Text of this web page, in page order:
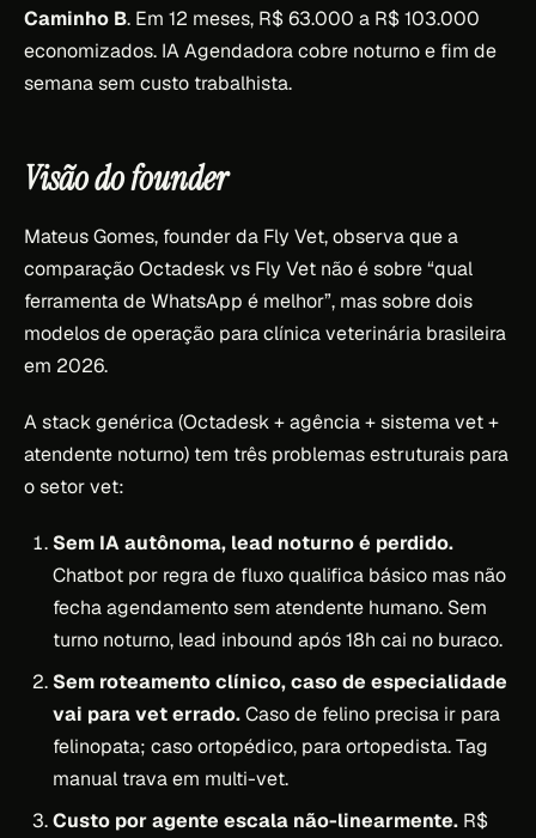
Caminho B. Em 12 meses, R$ 63.000 a R$ 103.000
economizados. IA Agendadora cobre noturno e fim de
semana sem custo trabalhista.
Visão do founder
Mateus Gomes, founder da Fly Vet, observa que a
comparação Octadesk vs Fly Vet não é sobre “qual
ferramenta de WhatsApp é melhor”, mas sobre dois
modelos de operação para clínica veterinária brasileira
em 2026.
A stack genérica (Octadesk + agência + sistema vet +
atendente noturno) tem três problemas estruturais para
o setor vet:
Sem IA autônoma, lead noturno é perdido.
Chatbot por regra de fluxo qualifica básico mas não
fecha agendamento sem atendente humano. Sem
turno noturno, lead inbound após 18h cai no buraco.
Sem roteamento clínico, caso de especialidade
vai para vet errado.Caso de felino precisa ir para
felinopata; caso ortopédico, para ortopedista. Tag
manual trava em multi-vet.
Custo por agente escala não-linearmente. R$